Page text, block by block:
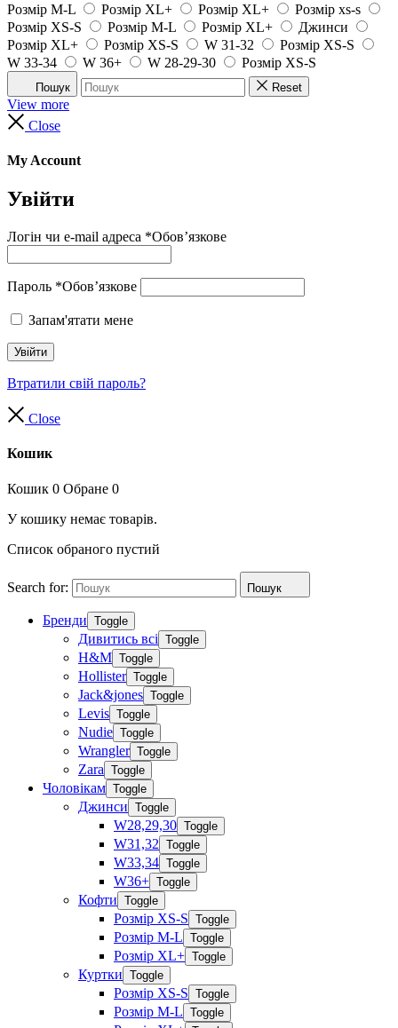
Розмір M-L
Розмір XL+ Розмір XL+
Розмір xs-s
Розмір XS-S
Розмір M-L Розмір XL+
Джинси
Розмір XL+
Розмір XS-S W 31-32
Розмір XS-S
W 33-34
W 36+ W 28-29-30 Розмір XS-S
Пошук Reset
View more
Close
My Account
Увійти
Логін чи e-mail адреса *Обов’язкове
Пароль *Обов’язкове
Запам'ятати мене
Увійти
Втратили свій пароль?
Close
Кошик
Кошик 0 Обране 0
У кошику немає товарів.
Список обраного пустий
Search for: Пошук
Бренди Toggle
Дивитись всі Toggle
H&M Toggle
Hollister Toggle
Jack&jones Toggle
Levis Toggle
Nudie Toggle
Wrangler Toggle
Zara Toggle
Чоловікам Toggle
Джинси Toggle
W28,29,30 Toggle
W31,32 Toggle
W33,34 Toggle
W36+ Toggle
Кофти Toggle
Розмір XS-S Toggle
Розмір M-L Toggle
Розмір XL+ Toggle
Куртки Toggle
Розмір XS-S Toggle
Розмір M-L Toggle